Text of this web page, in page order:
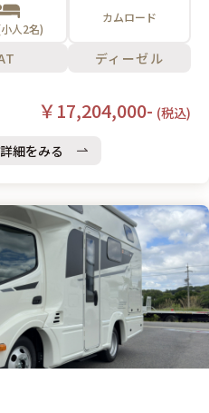
人2名)
カムロード
ディーゼル
￥17,204,000- (税込)
細をみる